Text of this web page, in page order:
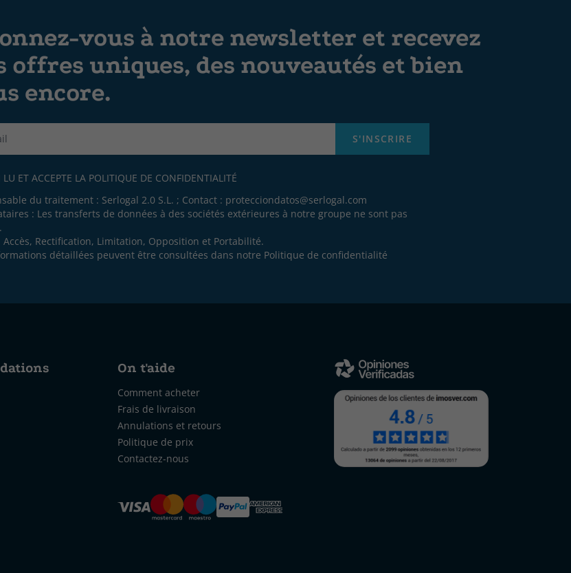
vous à notre newsletter et recevez
offres uniques, des nouveautés et bien
encore.
S'INSCRIRE
LU ET ACCEPTE LA POLITIQUE DE CONFIDENTIALITÉ
du traitement : Serlogal 2.0 S.L. ; Contact : protecciondatos@serlogal.com
: Les transferts de données à des sociétés extérieures à notre groupe ne sont pas
Accès, Rectification, Limitation, Opposition et Portabilité.
détaillées peuvent être consultées dans notre Politique de confidentialité
On t'aide
Comment acheter
Frais de livraison
Annulations et retours
Politique de prix
Contactez-nous